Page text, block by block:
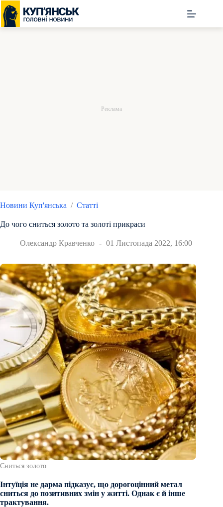
Перейти
до
вмісту
Новини Куп'янська / Статті
До чого сниться золото та золоті прикраси
Олександр Кравченко 01 Листопада 2022, 16:00
Сниться золото
Інтуїція не дарма підказує, що дорогоцінний метал
сниться до позитивних змін у житті. Однак є й інше
трактування.